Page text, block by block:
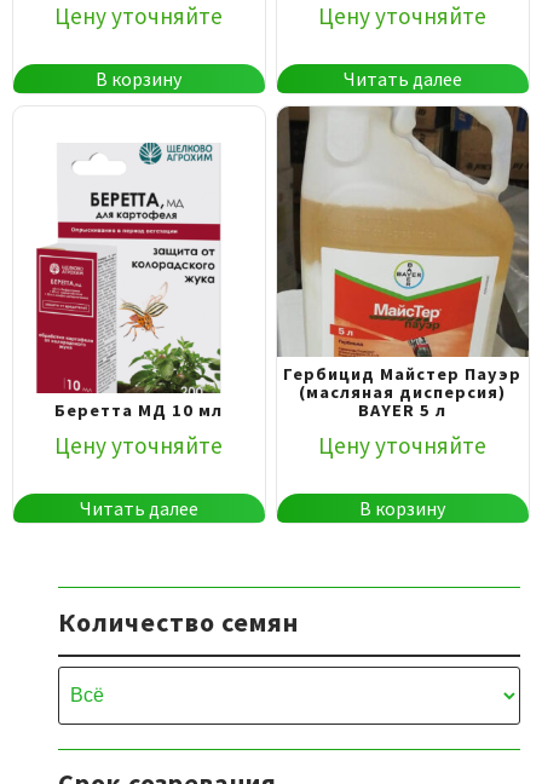
Цену уточняйте
В корзину
Цену уточняйте
Читать далее
Беретта МД 10 мл
Цену уточняйте
Читать далее
Гербицид Майстер Пауэр
(масляная дисперсия)
BAYER 5 л
Цену уточняйте
В корзину
Количество семян